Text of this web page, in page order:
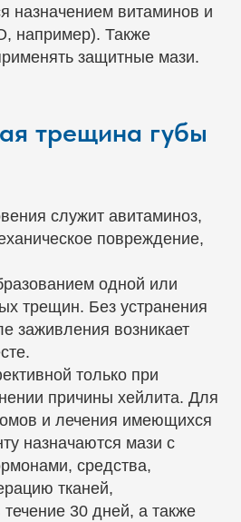
назначением витаминов и
например). Также
защитные мази.
трещина губы
служит авитаминоз,
повреждение,
одной или
трещин. Без устранения
заживления возникает
только при
причины хейлита. Для
и лечения имеющихся
назначаются мази с
средства,
тканей,
30 дней, а также